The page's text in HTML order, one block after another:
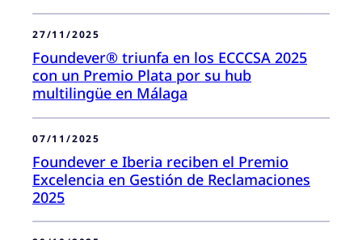
27/11/2025
Foundever® triunfa en los ECCCSA 2025
con un Premio Plata por su hub
multilingüe en Málaga
07/11/2025
Foundever e Iberia reciben el Premio
Excelencia en Gestión de Reclamaciones
2025